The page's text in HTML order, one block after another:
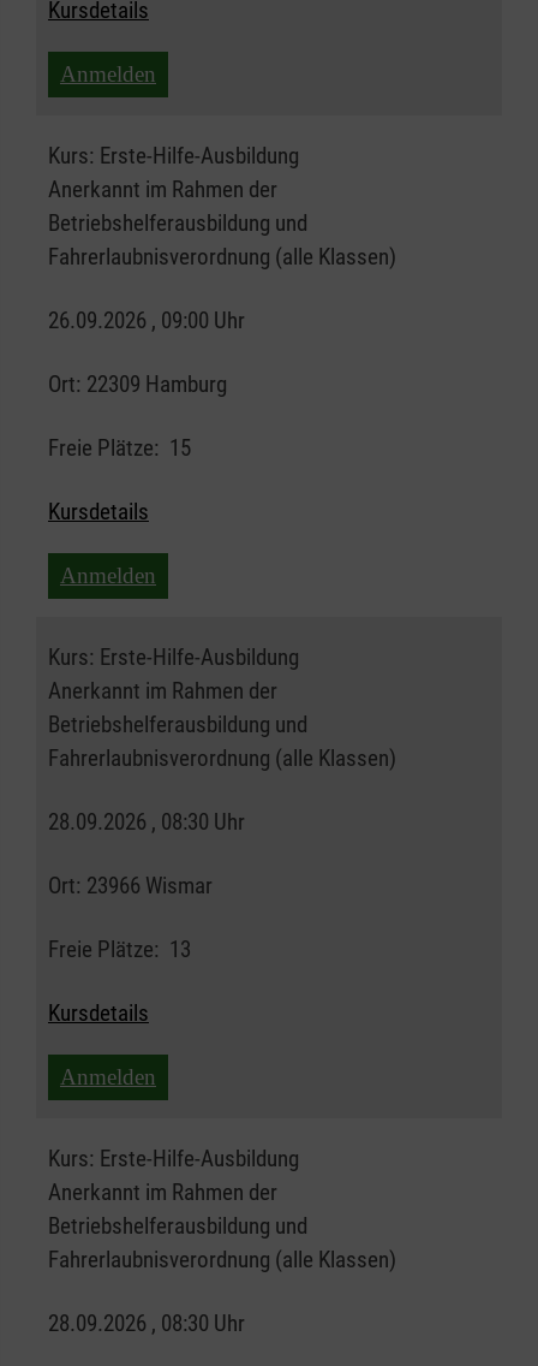
Kursdetails
Anmelden
Kurs: Erste-Hilfe-Ausbildung
Anerkannt im Rahmen der
Betriebshelferausbildung und
Fahrerlaubnisverordnung (alle Klassen)
26.09.2026 , 09:00 Uhr
Ort: 22309 Hamburg
Freie Plätze: 15
Kursdetails
Anmelden
Kurs: Erste-Hilfe-Ausbildung
Anerkannt im Rahmen der
Betriebshelferausbildung und
Fahrerlaubnisverordnung (alle Klassen)
28.09.2026 , 08:30 Uhr
Ort: 23966 Wismar
Freie Plätze: 13
Kursdetails
Anmelden
Kurs: Erste-Hilfe-Ausbildung
Anerkannt im Rahmen der
Betriebshelferausbildung und
Fahrerlaubnisverordnung (alle Klassen)
28.09.2026 , 08:30 Uhr